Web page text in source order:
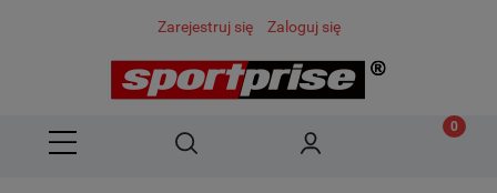
Zarejestruj się Zaloguj się